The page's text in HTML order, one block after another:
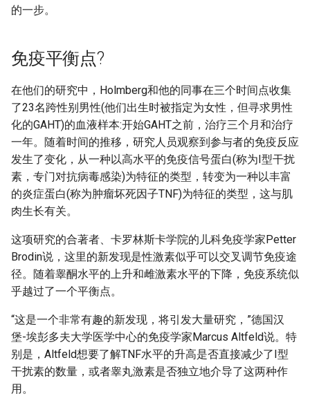
的一步。
免疫平衡点?
在他们的研究中，Holmberg和他的同事在三个时间点收集
了23名跨性别男性(他们出生时被指定为女性，但寻求男性
化的GAHT)的血液样本:开始GAHT之前，治疗三个月和治疗
一年。随着时间的推移，研究人员观察到参与者的免疫反应
发生了变化，从一种以高水平的免疫信号蛋白(称为I型干扰
素，专门对抗病毒感染)为特征的类型，转变为一种以丰富
的炎症蛋白(称为肿瘤坏死因子TNF)为特征的类型，这与肌
肉生长有关。
这项研究的合著者、卡罗林斯卡学院的儿科免疫学家Petter
Brodin说，这里的新发现是性激素似乎可以交叉调节免疫途
径。随着睾酮水平的上升和雌激素水平的下降，免疫系统似
乎越过了一个平衡点。
“这是一个非常有趣的新发现，将引发大量研究，”德国汉
堡-埃彭多夫大学医学中心的免疫学家Marcus Altfeld说。特
别是，Altfeld想要了解TNF水平的升高是否直接减少了I型
干扰素的数量，或者睾丸激素是否独立地介导了这两种作
用。